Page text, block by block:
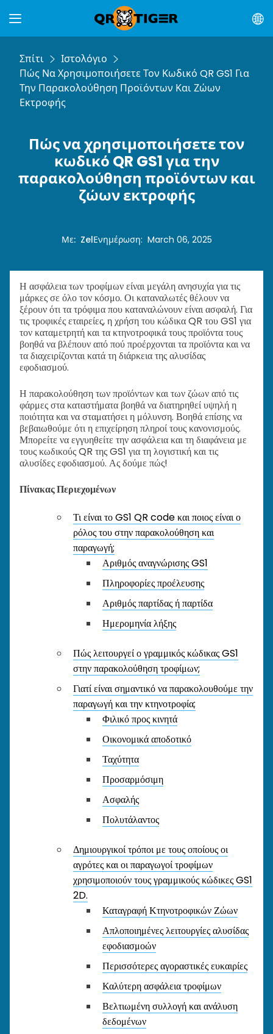
Σπίτι
Ιστολόγιο
Πώς Να Χρησιμοποιήσετε Τον Κωδικό QR GS1 Για
Την Παρακολούθηση Προϊόντων Και Ζώων
Εκτροφής
Πώς να χρησιμοποιήσετε τον
κωδικό QR GS1 για την
παρακολούθηση προϊόντων και
ζώων εκτροφής
Με: ZelΕνημέρωση: March 06, 2025
Η ασφάλεια των τροφίμων είναι μεγάλη ανησυχία για τις
μάρκες σε όλο τον κόσμο. Οι καταναλωτές θέλουν να
ξέρουν ότι τα τρόφιμα που καταναλώνουν είναι ασφαλή. Για
τις τροφικές εταιρείες, η χρήση του κώδικα QR του GS1 για
τον καταμετρητή και τα κτηνοτροφικά τους προϊόντα τους
βοηθά να βλέπουν από πού προέρχονται τα προϊόντα και να
τα διαχειρίζονται κατά τη διάρκεια της αλυσίδας
εφοδιασμού.
Η παρακολούθηση των προϊόντων και των ζώων από τις
φάρμες στα καταστήματα βοηθά να διατηρηθεί υψηλή η
ποιότητα και να σταματήσει η μόλυνση. Βοηθά επίσης να
βεβαιωθούμε ότι η επιχείρηση πληροί τους κανονισμούς.
Μπορείτε να εγγυηθείτε την ασφάλεια και τη διαφάνεια με
τους κωδικούς QR της GS1 για τη λογιστική και τις
αλυσίδες εφοδιασμού. Ας δούμε πώς!
Πίνακας Περιεχομένων
Τι είναι το GS1 QR code και ποιος είναι ο
ρόλος του στην παρακολούθηση και
παραγωγή;
Αριθμός αναγνώρισης GS1
Πληροφορίες προέλευσης
Αριθμός παρτίδας ή παρτίδα
Ημερομηνία λήξης
Πώς λειτουργεί ο γραμμικός κώδικας GS1
στην παρακολούθηση τροφίμων;
Γιατί είναι σημαντικό να παρακολουθούμε την
παραγωγή και την κτηνοτροφία;
Φιλικό προς κινητά
Οικονομικά αποδοτικό
Ταχύτητα
Προσαρμόσιμη
Ασφαλής
Πολυτάλαντος
Δημιουργικοί τρόποι με τους οποίους οι
αγρότες και οι παραγωγοί τροφίμων
χρησιμοποιούν τους γραμμικούς κώδικες GS1
2D.
Καταγραφή Κτηνοτροφικών Ζώων
Απλοποιημένες λειτουργίες αλυσίδας
εφοδιασμοών
Περισσότερες αγοραστικές ευκαιρίες
Καλύτερη ασφάλεια τροφίμων
Βελτιωμένη συλλογή και ανάλυση
δεδομένων